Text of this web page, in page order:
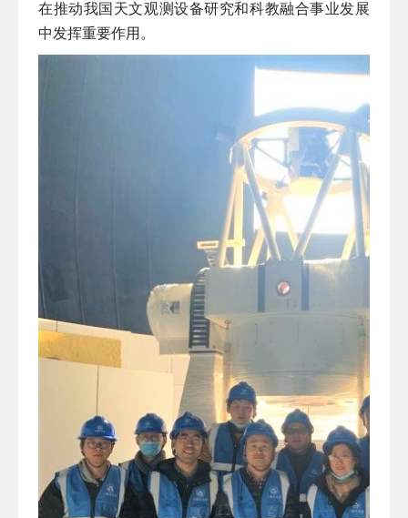
在推动我国天文观测设备研究和科教融合事业发展
中发挥重要作用。